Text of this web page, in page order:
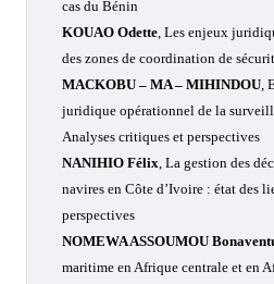
cas du Bénin
KOUAO Odette, Les enjeux
des zones de coordination de
MACKOBU – MA – MIHINDOU,
juridique opérationnel de la
Analyses critiques et perspectives
NANIHIO Félix, La gestion des
navires en Côte d’Ivoire : état des
perspectives
NOMEWA ASSOUMOU
maritime en Afrique centrale et en